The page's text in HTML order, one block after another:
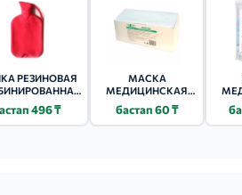
РЕЗИНОВАЯ
496 ₸
МАСКА
МЕДИЦИНСКАЯ
(РИСУНОК)
бастап 60 ₸